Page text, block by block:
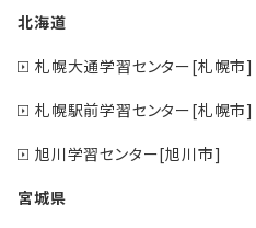
北海道
札幌大通学習センター[札幌市]
札幌駅前学習センター[札幌市]
旭川学習センター[旭川市]
宮城県